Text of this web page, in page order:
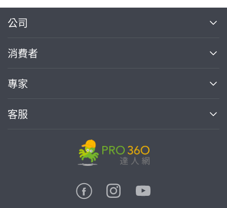
公司
關於我們
部落格
加入我們
消費者
買服務
熱門服務
專家
案件中心
客服
繼續完成